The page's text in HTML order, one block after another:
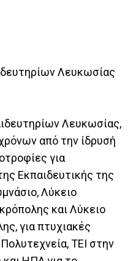
Λευκωσίας
Λευκωσίας,
από την ίδρυσή
για
Εκπαιδευτικής της
Λύκειο
και Λύκειο
για πτυχιακές
ΤΕΙ στην